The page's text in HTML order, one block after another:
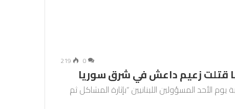
0
219
قتلت زعيم داعش في شرق سوريا
الأحد المسؤولين اللبنانيين “بإثارة المشاكل ثم